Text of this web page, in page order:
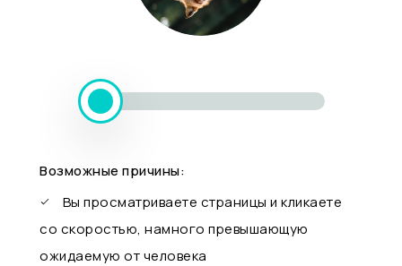
Возможные причины:
Вы просматриваете страницы и кликаете
со скоростью, намного превышающую
ожидаемую от человека